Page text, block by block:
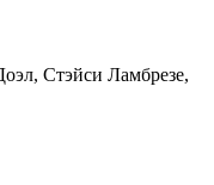
Стэйси Ламбрезе,